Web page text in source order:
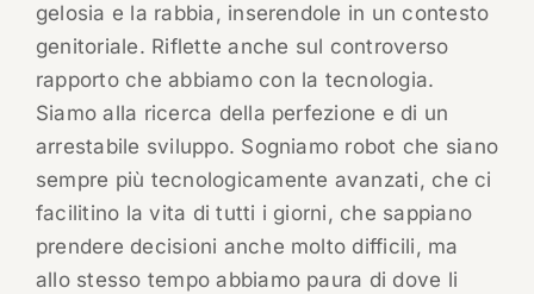
gelosia e la rabbia, inserendole in un contesto
genitoriale. Riflette anche sul controverso
rapporto che abbiamo con la tecnologia.
Siamo alla ricerca della perfezione e di un
arrestabile sviluppo. Sogniamo robot che siano
sempre più tecnologicamente avanzati, che ci
facilitino la vita di tutti i giorni, che sappiano
prendere decisioni anche molto difficili, ma
allo stesso tempo abbiamo paura di dove li